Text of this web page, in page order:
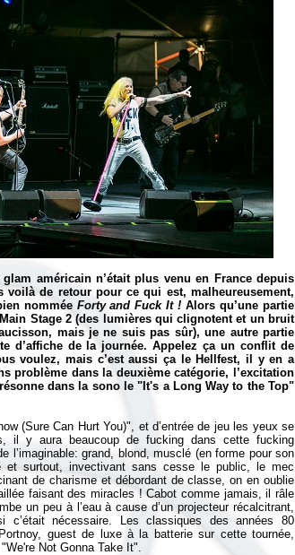
américain n’était plus venu en France depuis
de retour pour ce qui est, malheureusement,
nommée Forty and Fuck It ! Alors qu’une partie
Stage 2 (des lumières qui clignotent et un bruit
mais je ne suis pas sûr), une autre partie
d’affiche de la journée. Appelez ça un conflit de
voulez, mais c’est aussi ça le Hellfest, il y en a
problème dans la deuxième catégorie, l’excitation
dans la sono le "It's a Long Way to the Top"
(Sure Can Hurt You)", et d’entrée de jeu les yeux se
il y aura beaucoup de fucking dans cette fucking
l’imaginable: grand, blond, musclé (en forme pour son
et surtout, invectivant sans cesse le public, le mec
de charisme et débordant de classe, on en oublie
faisant des miracles ! Cabot comme jamais, il râle
un peu à l’eau à cause d’un projecteur récalcitrant,
nécessaire. Les classiques des années 80
guest de luxe à la batterie sur cette tournée,
Not Gonna Take It".